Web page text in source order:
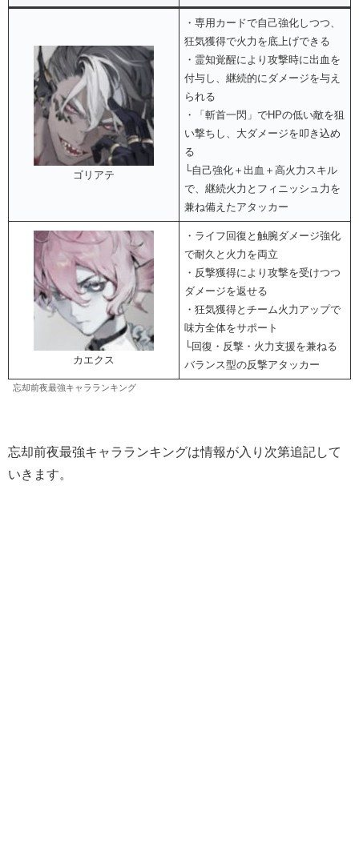
ゴリアテ
・専用カードで自己強化しつつ、
狂気獲得で火力を底上げできる
・霊知覚醒により攻撃時に出血を
付与し、継続的にダメージを与え
られる
・「斬首一閃」でHPの低い敵を狙
い撃ちし、大ダメージを叩き込め
る
└自己強化＋出血＋高火力スキル
で、継続火力とフィニッシュ力を
兼ね備えたアタッカー
カエクス
・ライフ回復と触腕ダメージ強化
で耐久と火力を両立
・反撃獲得により攻撃を受けつつ
ダメージを返せる
・狂気獲得とチーム火力アップで
味方全体をサポート
└回復・反撃・火力支援を兼ねる
バランス型の反撃アタッカー
忘却前夜最強キャラランキング
忘却前夜最強キャラランキングは情報が入り次第追記して
いきます。